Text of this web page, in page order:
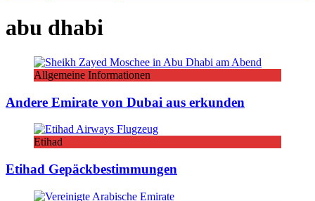
abu dhabi
Allgemeine Informationen
Andere Emirate von Dubai aus erkunden
Etihad
Etihad Gepäckbestimmungen